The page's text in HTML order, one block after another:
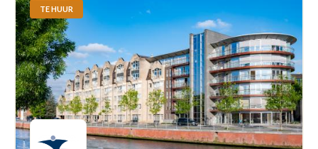
TE HUUR